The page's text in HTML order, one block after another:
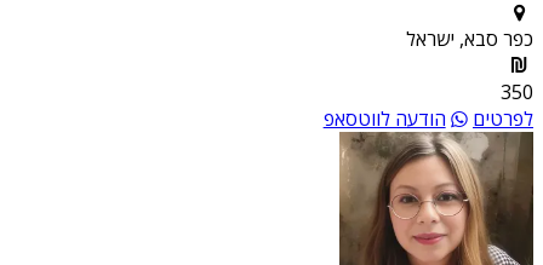
כפר סבא, ישראל
350
לפרטים
הודעה לווטסאפ